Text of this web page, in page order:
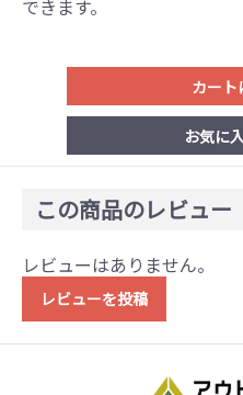
できます。
カート
お気に
この商品のレビュー
レビューはありません。
レビューを投稿